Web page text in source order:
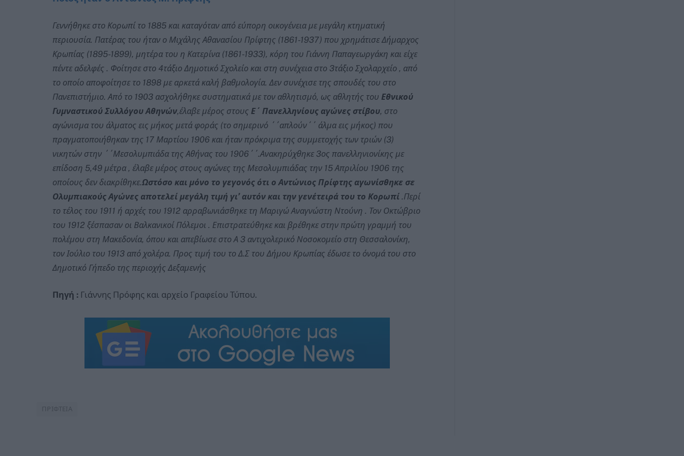
Γεννήθηκε στο Κορωπί το 1885 και καταγόταν από εύπορη οικογένεια με μεγάλη κτηματική
περιουσία. Πατέρας του ήταν ο Μιχάλης Αθανασίου Πρίφτης (1861-1937) που χρημάτισε Δήμαρχος
Κρωπίας (1895-1899), μητέρα του η Κατερίνα (1861-1933), κόρη του Γιάννη Παπαγεωργάκη και είχε
πέντε αδελφές . Φοίτησε στο 4τάξιο Δημοτικό Σχολείο και στη συνέχεια στο 3τάξιο Σχολαρχείο , από
το οποίο αποφοίτησε το 1898 με αρκετά καλή βαθμολογία. Δεν συνέχισε της σπουδές του στο
Πανεπιστήμιο. Από το 1903 ασχολήθηκε συστηματικά με τον αθλητισμό, ως αθλητής του Εθνικού
Γυμναστικού Συλλόγου Αθηνών,έλαβε μέρος στους Ε΄ Πανελληνίους αγώνες στίβου, στο
αγώνισμα του άλματος εις μήκος μετά φοράς (το σημερινό ΄΄απλούν΄΄ άλμα εις μήκος) που
πραγματοποιήθηκαν της 17 Μαρτίου 1906 και ήταν πρόκριμα της συμμετοχής των τριών (3)
νικητών στην ΄΄Μεσολυμπιάδα της Αθήνας του 1906΄΄.Ανακηρύχθηκε 3ος πανελληνιονίκης με
επίδοση 5,49 μέτρα , έλαβε μέρος στους αγώνες της Μεσολυμπιάδας την 15 Απριλίου 1906 της
οποίους δεν διακρίθηκε.Ωστόσο και μόνο το γεγονός ότι ο Αντώνιος Πρίφτης αγωνίσθηκε σε
Ολυμπιακούς Αγώνες αποτελεί μεγάλη τιμή γι’ αυτόν και την γενέτειρά του το Κορωπί .Περί
το τέλος του 1911 ή αρχές του 1912 αρραβωνιάσθηκε τη Μαριγώ Αναγνώστη Ντούνη . Τον Οκτώβριο
του 1912 ξέσπασαν οι Βαλκανικοί Πόλεμοι . Επιστρατεύθηκε και βρέθηκε στην πρώτη γραμμή του
πολέμου στη Μακεδονία, όπου και απεβίωσε στο Α 3 αντιχολερικό Νοσοκομείο στη Θεσσαλονίκη,
τον Ιούλιο του 1913 από χολέρα. Προς τιμή του το Δ.Σ του Δήμου Κρωπίας έδωσε το όνομά του στο
Δημοτικό Γήπεδο της περιοχής Δεξαμενής
Πηγή : Γιάννης Πρόφης και αρχείο Γραφείου Τύπου.
ΠΡΙΦΤΕΙΑ